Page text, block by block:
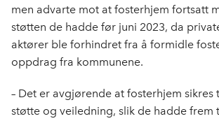
men advarte mot at fosterhjem fortsatt
støtten de hadde før juni 2023, da
aktører ble forhindret fra å formidle
oppdrag fra kommunene.
– Det er avgjørende at fosterhjem sikres
støtte og veiledning, slik de hadde frem